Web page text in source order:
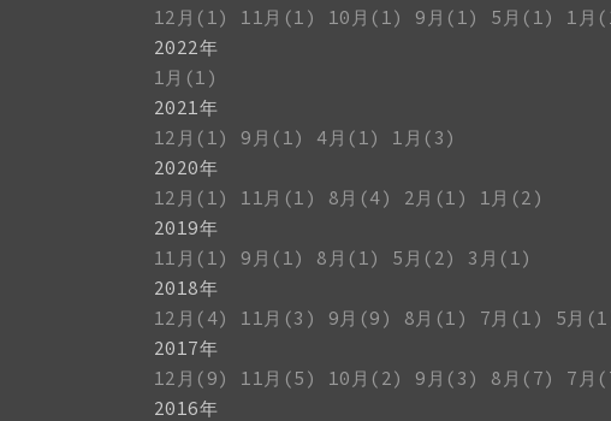
12月(1)
11月(1) 10月(1) 9月(1) 5月(1)
1月
2022年
1月(1)
2021年
12月(1)
9月(1) 4月(1)
1月(3)
2020年
12月(1)
11月(1) 8月(4) 2月(1)
1月(2)
2019年
11月(1)
9月(1) 8月(1) 5月(2)
3月(1)
2018年
12月(4)
11月(3) 9月(9) 8月(1) 7月(1) 5月
2017年
12月(9)
11月(5) 10月(2) 9月(3) 8月(7) 7月
2016年